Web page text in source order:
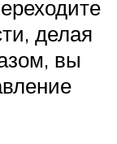
делая
вы